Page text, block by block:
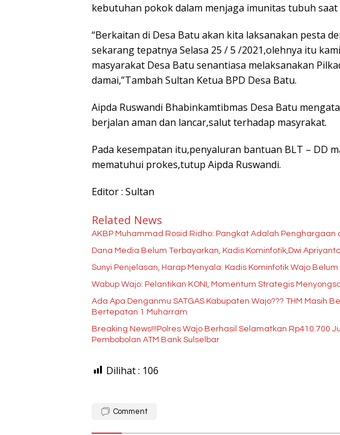
kebutuhan pokok dalam menjaga imunitas tubuh
“Berkaitan di Desa Batu akan kita laksanakan pesta
sekarang tepatnya Selasa 25 / 5 /2021,olehnya itu
masyarakat Desa Batu senantiasa melaksanakan
damai,”Tambah Sultan Ketua BPD Desa Batu.
Aipda Ruswandi Bhabinkamtibmas Desa Batu
berjalan aman dan lancar,salut terhadap masyrakat.
Pada kesempatan itu,penyaluran bantuan BLT – DD
mematuhui prokes,tutup Aipda Ruswandi.
Editor : Sultan
Related News
AKBP Muhammad Rosid Ridho: Pangkat Adalah Penghargaan
Dana Media Belum Terbayarkan, Kadis Kominfotik,Dwi
Sunyi Penjelasan, Harap Menyala: Kadis Kominfotik Wajo
Wabup Wajo: Pelantikan KONI, Momentum Strategis
Ada Apa Denganmu SATGAS Kabupaten Wajo??? THM Masih
Bertepatan 1 Muharram
Breaking News!!!Polres Wajo Berhasil Selamatkan Rp410.700
Pembobolan ATM Bank Sulselbar
Dilihat : 106
Comment